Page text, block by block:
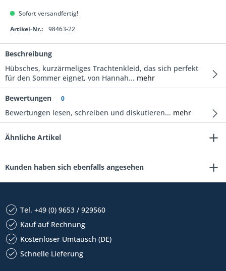
Sofort versandfertig!
Artikel-Nr.:
98463-22
Beschreibung
Hübsches, kurzärmeliges Trachtenkleid, das sich perfekt
für den Sommer eignet, von Hannah... mehr
Bewertungen 0
Bewertungen lesen, schreiben und diskutieren... mehr
Ähnliche Artikel
Kunden haben sich ebenfalls angesehen
Tel. +49 (0) 9653 / 929560
Kauf auf Rechnung
Kostenloser Umtausch (DE)
Schnelle Lieferung